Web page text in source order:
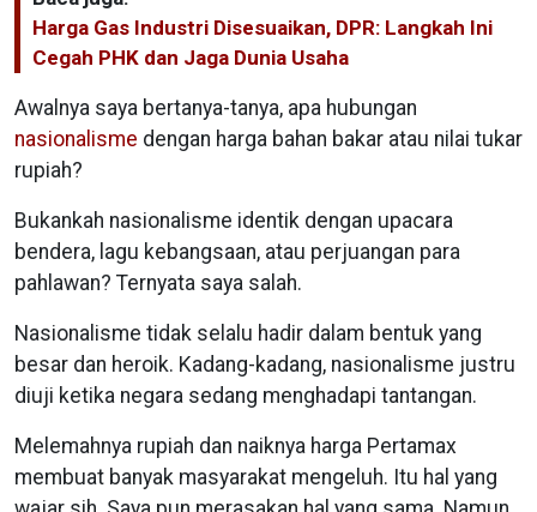
Harga Gas Industri Disesuaikan, DPR: Langkah Ini
Cegah PHK dan Jaga Dunia Usaha
Awalnya saya bertanya-tanya, apa hubungan
nasionalisme dengan harga bahan bakar atau nilai tukar
rupiah?
Bukankah nasionalisme identik dengan upacara
bendera, lagu kebangsaan, atau perjuangan para
pahlawan? Ternyata saya salah.
Nasionalisme tidak selalu hadir dalam bentuk yang
besar dan heroik. Kadang-kadang, nasionalisme justru
diuji ketika negara sedang menghadapi tantangan.
Melemahnya rupiah dan naiknya harga Pertamax
membuat banyak masyarakat mengeluh. Itu hal yang